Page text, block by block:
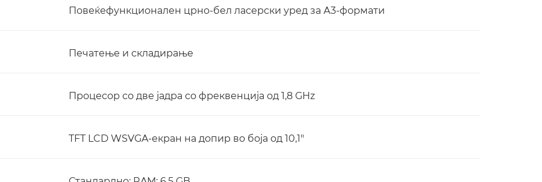
Повеќефункционален црно-бел ласерски уред за А3-формати
Печатење и складирање
Процесор со две јадра со фреквенција од 1,8 GHz
TFT LCD WSVGA-екран на допир во боја од 10,1"